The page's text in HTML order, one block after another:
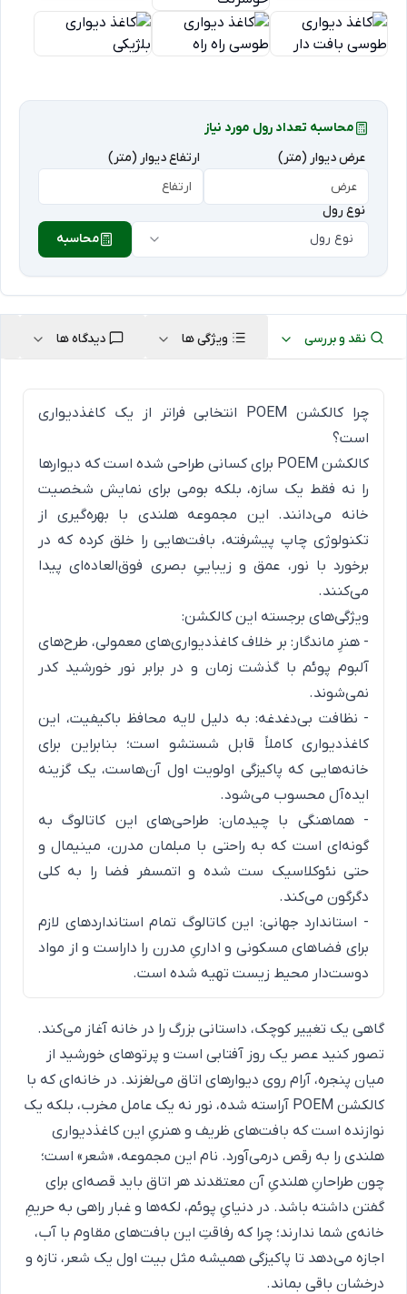
محاسبه تعداد رول مورد نیاز
عرض دیوار (متر)
ارتفاع دیوار (متر)
نوع رول
نوع رول
محاسبه
نقد و بررسی ویژگی ها دیدگاه ها
چرا کالکشن POEM انتخابی فراتر از یک کاغذدیواری
است؟
کالکشن POEM برای کسانی طراحی شده است که دیوارها
را نه فقط یک سازه، بلکه بومی برای نمایش شخصیت
خانه می‌دانند. این مجموعه هلندی با بهره‌گیری از
تکنولوژی چاپ پیشرفته، بافت‌هایی را خلق کرده که در
برخورد با نور، عمق و زیباییِ بصری فوق‌العاده‌ای پیدا
می‌کنند.
ویژگی‌های برجسته این کالکشن:
- هنرِ ماندگار: بر خلاف کاغذدیواری‌های معمولی، طرح‌های
آلبوم پوئم با گذشت زمان و در برابر نور خورشید کدر
نمی‌شوند.
- نظافت بی‌دغدغه: به دلیل لایه محافظ باکیفیت، این
کاغذدیواری کاملاً قابل شستشو است؛ بنابراین برای
خانه‌هایی که پاکیزگی اولویت اول آن‌هاست، یک گزینه
ایده‌آل محسوب می‌شود.
- هماهنگی با چیدمان: طراحی‌های این کاتالوگ به
گونه‌ای است که به راحتی با مبلمان مدرن، مینیمال و
حتی نئوکلاسیک ست شده و اتمسفر فضا را به کلی
دگرگون می‌کند.
- استاندارد جهانی: این کاتالوگ تمام استانداردهای لازم
برای فضاهای مسکونی و اداریِ مدرن را داراست و از مواد
دوست‌دار محیط زیست تهیه شده است.
گاهی یک تغییر کوچک، داستانی بزرگ را در خانه آغاز می‌کند.
تصور کنید عصر یک روز آفتابی است و پرتوهای خورشید از
میان پنجره، آرام روی دیوارهای اتاق می‌لغزند. در خانه‌ای که با
کالکشن POEM آراسته شده، نور نه یک عامل مخرب، بلکه یک
نوازنده است که بافت‌های ظریف و هنریِ این کاغذدیواری
هلندی را به رقص درمی‌آورد. نام این مجموعه، «شعر» است؛
چون طراحانِ هلندیِ آن معتقدند هر اتاق باید قصه‌ای برای
گفتن داشته باشد. در دنیایِ پوئم، لکه‌ها و غبار راهی به حریمِ
خانه‌ی شما ندارند؛ چرا که رفاقتِ این بافت‌های مقاوم با آب،
اجازه می‌دهد تا پاکیزگی همیشه مثل بیت اول یک شعر، تازه و
درخشان باقی بماند.